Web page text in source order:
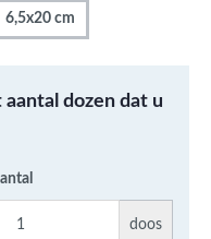
6,5x20 cm
dozen dat u
doos